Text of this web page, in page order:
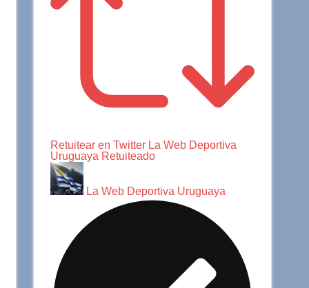
Retuitear en Twitter La Web Deportiva
Uruguaya Retuiteado
La Web Deportiva Uruguaya